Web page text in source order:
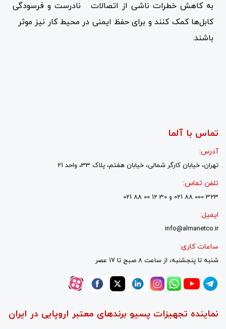
به کاهش خطرات ناشی از اتصالات نادرست و فرسودگی
کابل‌ها کمک کنند و برای حفظ ایمنی در محیط کار نیز موثر
باشند.
تماس با آلما
آدرس:
تهران، خیابان کارگر شمالی، خیابان هفتم، پلاک 33، واحد 21
تلفن تماس:
323 000 88 021 و 30 12 00 88 021
ایمیل:
info@almanetco.ir
ساعات کاری:
شنبه تا پنجشنبه، از ساعت 8 صبح تا 17 عصر
نماینده تجهیزات پسیو برندهای معتبر اروپایی در ایران